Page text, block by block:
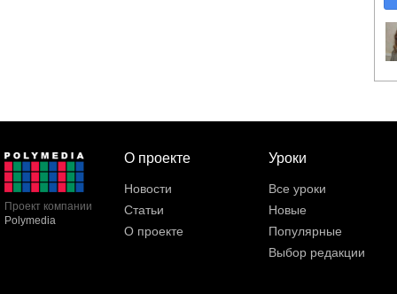
Проект компании
Polymedia
О проекте
Новости
Статьи
О проекте
Уроки
Все уроки
Новые
Популярные
Выбор редакции